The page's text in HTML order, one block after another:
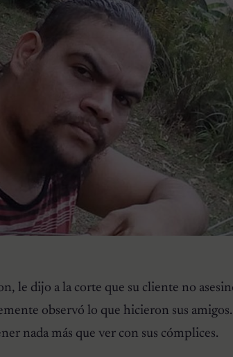
le dijo a la corte que su cliente no
observó lo que hicieron sus
nada más que ver con sus cómplices.